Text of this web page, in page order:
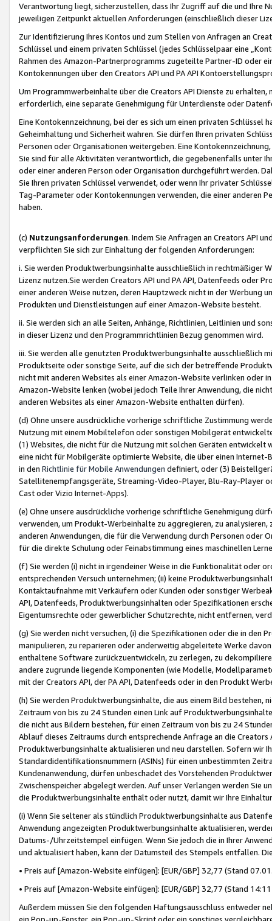
Verantwortung liegt, sicherzustellen, dass Ihr Zugriff auf die und Ihre
jeweiligen Zeitpunkt aktuellen Anforderungen (einschließlich dieser
Zur Identifizierung Ihres Kontos und zum Stellen von Anfragen an
Schlüssel und einem privaten Schlüssel (jedes Schlüsselpaar eine
Rahmen des Amazon-Partnerprogramms zugeteilte Partner-ID oder
Kontokennungen über den Creators API und PA API
Um Programmwerbeinhalte über die Creators API Dienste zu
erforderlich, eine separate Genehmigung für Unterdienste oder
Eine Kontokennzeichnung, bei der es sich um einen privaten
Geheimhaltung und Sicherheit wahren. Sie dürfen Ihren privaten
Personen oder Organisationen weitergeben. Eine
Sie sind für alle Aktivitäten verantwortlich, die gegebenenfalls unter
oder einer anderen Person oder Organisation durchgeführt werden.
Sie Ihren privaten Schlüssel verwendet, oder wenn Ihr privater
Tag-Parameter oder Kontokennungen verwenden, die einer anderen
haben.
(c) Nutzungsanforderungen. Indem Sie Anfragen an Creators API
verpflichten Sie sich zur Einhaltung der folgenden Anforderungen:
i. Sie werden Produktwerbungsinhalte ausschließlich in rechtmäßiger
Lizenz nutzen.Sie werden Creators API und PA API, Datenfeeds oder
einer anderen Weise nutzen, deren Hauptzweck nicht in der Werbung
Produkten und Dienstleistungen auf einer Amazon-Website besteht.
ii. Sie werden sich an alle Seiten, Anhänge, Richtlinien, Leitlinien und
in dieser Lizenz und den Programmrichtlinien Bezug genommen wird.
iii. Sie werden alle genutzten Produktwerbungsinhalte ausschließlich
Produktseite oder sonstige Seite, auf die sich der betreffende
nicht mit anderen Websites als einer Amazon-Website verlinken oder
Amazon-Website lenken (wobei jedoch Teile Ihrer Anwendung, die
anderen Websites als einer Amazon-Website enthalten dürfen).
(d) Ohne unsere ausdrückliche vorherige schriftliche Zustimmung
Nutzung mit einem Mobiltelefon oder sonstigen Mobilgerät
(1) Websites, die nicht für die Nutzung mit solchen Geräten
eine nicht für Mobilgeräte optimierte Website, die über einen
in den Richtlinie für Mobile Anwendungen definiert, oder (3)
Satellitenempfangsgeräte, Streaming-Video-Player, Blu-Ray-Player
Cast oder Vizio Internet-Apps).
(e) Ohne unsere ausdrückliche vorherige schriftliche Genehmigung
verwenden, um Produkt-Werbeinhalte zu aggregieren, zu
anderen Anwendungen, die für die Verwendung durch Personen
für die direkte Schulung oder Feinabstimmung eines maschinellen
(f) Sie werden (i) nicht in irgendeiner Weise in die Funktionalität oder
entsprechenden Versuch unternehmen; (ii) keine
Kontaktaufnahme mit Verkäufern oder Kunden oder sonstiger
API, Datenfeeds, Produktwerbungsinhalten oder Spezifikationen
Eigentumsrechte oder gewerblicher Schutzrechte, nicht entfernen,
(g) Sie werden nicht versuchen, (i) die Spezifikationen oder die in
manipulieren, zu reparieren oder anderweitig abgeleitete Werke
enthaltene Software zurückzuentwickeln, zu zerlegen, zu
andere zugrunde liegende Komponenten (wie Modelle,
mit der Creators API, der PA API, Datenfeeds oder in den Produkt
(h) Sie werden Produktwerbungsinhalte, die aus einem Bild bestehen,
Zeitraum von bis zu 24 Stunden einen Link auf
die nicht aus Bildern bestehen, für einen Zeitraum von bis zu 24
Ablauf dieses Zeitraums durch entsprechende Anfrage an die
Produktwerbungsinhalte aktualisieren und neu darstellen. Sofern wir
Standardidentifikationsnummern (ASINs) für einen unbestimmten
Kundenanwendung, dürfen unbeschadet des Vorstehenden
Zwischenspeicher abgelegt werden. Auf unser Verlangen werden Sie
die Produktwerbungsinhalte enthält oder nutzt, damit wir Ihre
(i) Wenn Sie seltener als stündlich Produktwerbungsinhalte aus
Anwendung angezeigten Produktwerbungsinhalte aktualisieren,
Datums-/Uhrzeitstempel einfügen. Wenn Sie jedoch die in Ihrer
und aktualisiert haben, kann der Datumsteil des Stempels entfallen.
• Preis auf [Amazon-Website einfügen]: [EUR/GBP] 32,77 (Stand
• Preis auf [Amazon-Website einfügen]: [EUR/GBP] 32,77 (Stand
Außerdem müssen Sie den folgenden Haftungsausschluss entweder
ein Pop-up-Fenster, ein Pop-up-Skript oder ein sonstiges